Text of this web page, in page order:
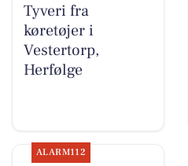
Tyveri fra
køretøjer i
Vestertorp,
Herfølge
ALARM112